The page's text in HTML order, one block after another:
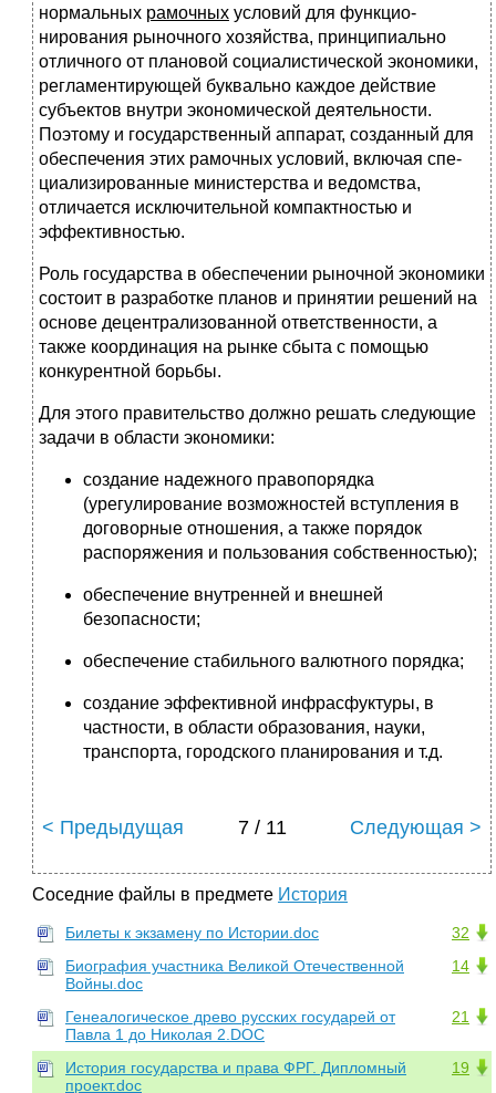
нормальных рамочных условий для функцио­
нирования рыночного хозяйства, принципиально
отличного от плановой со­циалистической экономики,
регламентирующей буквально каждое действие
субъектов внутри экономической деятельности.
Поэтому и государственный аппарат, созданный для
обеспечения этих рамочных условий, включая спе­
циализированные министерства и ведомства,
отличается исключительной компактностью и
эффективностью.
Роль государства в обеспечении рыночной экономики
состоит в разра­ботке планов и принятии решений на
основе децентрализованной ответст­венности, а
также координация на рынке сбыта с помощью
конкурентной борьбы.
Для этого правительство должно решать следующие
задачи в области экономики:
создание надежного правопорядка
(урегулирование возможностей вступления в
договорные отношения, а также порядок
распоряжения и пользова­ния собственностью);
обеспечение внутренней и внешней
безопасности;
обеспечение стабильного валютного порядка;
создание эффективной инфрасфуктуры, в
частности, в области образования, науки,
транспорта, городского планирования и т.д.
< Предыдущая 7 / 11 Следующая >
Соседние файлы в предмете История
32
Билеты к экзамену по Истории.doc
14
Биография участника Великой Отечественной
Войны.doc
21
Генеалогическое древо русских государей от
Павла 1 до Николая 2.DOC
19
История государства и права ФРГ. Дипломный
проект.doc